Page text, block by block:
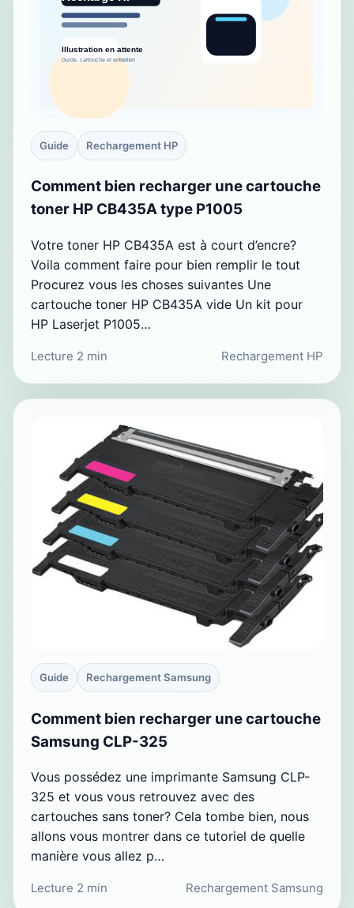
Guide Rechargement HP
Comment bien recharger une cartouche
toner HP CB435A type P1005
Votre toner HP CB435A est à court d’encre?
Voila comment faire pour bien remplir le tout
Procurez vous les choses suivantes Une
cartouche toner HP CB435A vide Un kit pour
HP Laserjet P1005…
Lecture 2 min Rechargement HP
Guide Rechargement Samsung
Comment bien recharger une cartouche
Samsung CLP-325
Vous possédez une imprimante Samsung CLP-
325 et vous vous retrouvez avec des
cartouches sans toner? Cela tombe bien, nous
allons vous montrer dans ce tutoriel de quelle
manière vous allez p…
Lecture 2 min Rechargement Samsung